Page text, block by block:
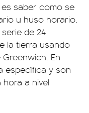
saber como se
u huso horario.
de 24
la tierra usando
En
específica y son
a nivel